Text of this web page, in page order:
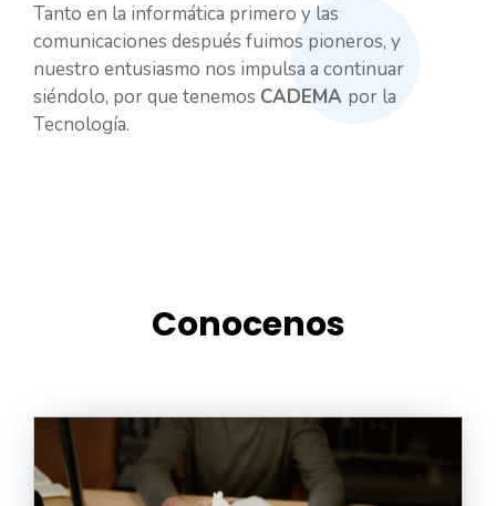
Tanto en la informática primero y las
comunicaciones después fuimos pioneros, y
nuestro entusiasmo nos impulsa a continuar
siéndolo, por que tenemos CADEMA por la
Tecnología.
Conocenos